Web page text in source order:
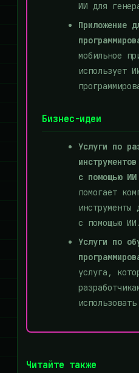
ИИ для
Приложение
мобильное
использует
Бизнес-идеи
Услуги по
с помощью ИИ
помогает
инструменты
с помощью ИИ.
Услуги по
услуга,
Читайте также